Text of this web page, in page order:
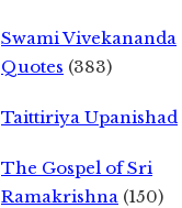
Swami Vivekananda
Quotes (383)
Taittiriya Upanishad
The Gospel of Sri
Ramakrishna (150)